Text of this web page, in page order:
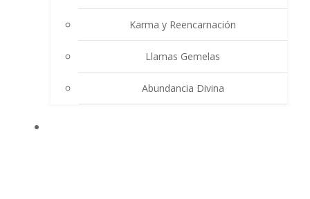
Karma y Reencarnación
Llamas Gemelas
Abundancia Divina